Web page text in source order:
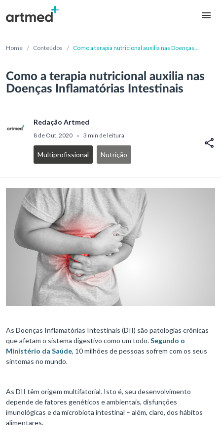
Home / Conteúdos / Como a terapia nutricional auxilia nas Doenças
Como a terapia nutricional auxilia nas
Doenças Inflamatórias Intestinais
Redação Artmed
8 de Out, 2020 • 3 min de leitura
Multiprofissional Nutrição
As Doenças Inflamatórias Intestinais (DII) são patologias crônicas
que afetam o sistema digestivo como um todo.Segundo o
Ministério da Saúde, 10 milhões de pessoas sofrem com os seus
sintomas no mundo.
As DII têm origem multifatorial. Isto é, seu desenvolvimento
depende de fatores genéticos e ambientais, disfunções
imunológicas e da microbiota intestinal – além, claro, dos hábitos
alimentares.